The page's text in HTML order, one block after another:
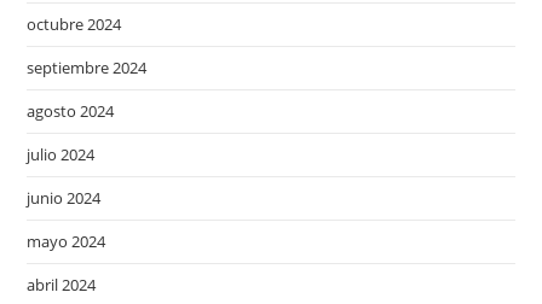
octubre 2024
septiembre 2024
agosto 2024
julio 2024
junio 2024
mayo 2024
abril 2024